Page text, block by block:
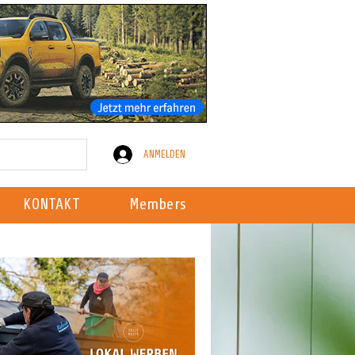
ANMELDEN
KONTAKT Members